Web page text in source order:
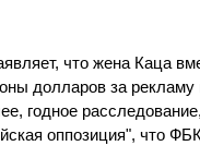
что жена Каца
долларов за рекламу
годное
оппозиция", что